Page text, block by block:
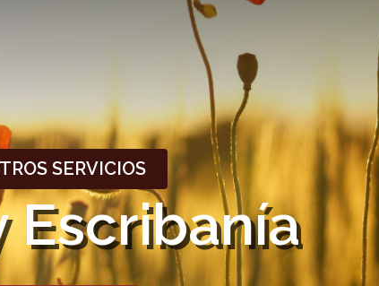
SERVICIOS
Escribanía